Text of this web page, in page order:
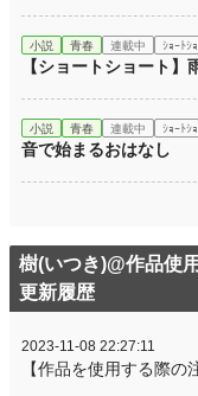
小説 青春 連載中 ｼｮｰﾄｼ
【ショートショート】
小説 青春 連載中 ｼｮｰﾄｼ
音で始まるおはなし
樹(いつき)@作品使
更新履歴
2023-11-08 22:27:11
【作品を使用する際の